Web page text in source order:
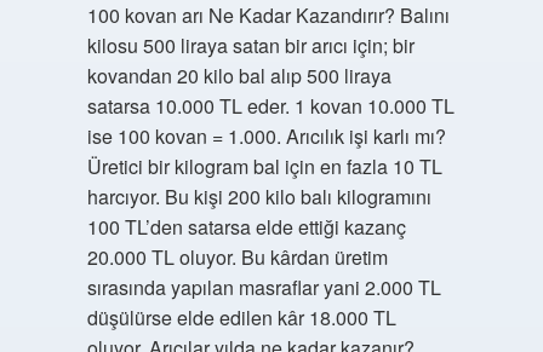
100 kovan arı Ne Kadar Kazandırır? Balını
kilosu 500 liraya satan bir arıcı için; bir
kovandan 20 kilo bal alıp 500 liraya
satarsa ​​10.000 TL eder. 1 kovan 10.000 TL
ise 100 kovan = 1.000. Arıcılık işi karlı mı?
Üretici bir kilogram bal için en fazla 10 TL
harcıyor. Bu kişi 200 kilo balı kilogramını
100 TL’den satarsa ​​elde ettiği kazanç
20.000 TL oluyor. Bu kârdan üretim
sırasında yapılan masraflar yani 2.000 TL
düşülürse elde edilen kâr 18.000 TL